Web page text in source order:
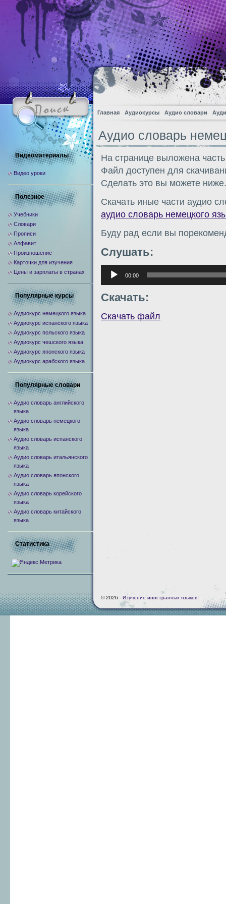
Главная Аудиокурсы Аудио словари
Аудио словарь
На странице выложена
Файл доступен для
Сделать это вы можете ниже.
Скачать иные части аудио
аудио словарь немецкого
Буду рад если вы
Слушать:
Аудиоплеер
00:00
Скачать:
Скачать файл
Видеоматериалы
Видео уроки
Полезное
Учебники
Словари
Прописи
Алфавит
Произношение
Карточки для изучения
Цены и зарплаты в странах
Популярные курсы
Аудиокурс немецкого языка
Аудиокурс испанского языка
Аудиокурс польского языка
Аудиокурс чешского языка
Аудиокурс японского языка
Аудиокурс арабского языка
Популярные словари
Аудио словарь английского
языка
Аудио словарь немецкого
языка
Аудио словарь испанского
языка
Аудио словарь итальянского
языка
Аудио словарь японского
языка
Аудио словарь корейского
языка
Аудио словарь китайского
языка
Статистика
© 2026 - Изучение иностранных языков